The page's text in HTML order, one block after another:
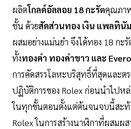
ผลิตโกลด์อัลลอย 18 กะรัตคุณภา
ชั้น ด้วยสัดส่วนทอง เงิน แพลทินั
ผสมอย่างแม่นยำ จึงได้ทอง 18 กะ
ทั้งทองคำ ทองคำขาว และ
การคัดสรรโลหะบริสุทธิ์ที่สุดและ
ปฏิบัติการของ Rolex ก่อนนำไปห
ในทุกขั้นตอนตั้งแต่ต้นจนจบนี้สะท้
Rolex ในการสร้างนาฬิกาที่ผสมผ